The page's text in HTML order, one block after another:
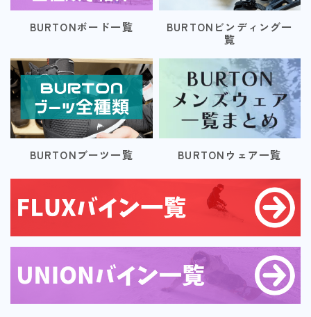
BURTONボード一覧
BURTONビンディング一
覧
BURTONブーツ一覧 BURTONウェア一覧